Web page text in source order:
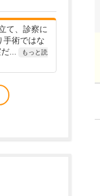
て、診察に
手術ではな
...
もっと読